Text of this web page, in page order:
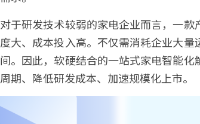
对于研发技术较弱的家电企业而言，一
度大、成本投入高。不仅需消耗企业大
间。因此，软硬结合的一站式家电智能
周期、降低研发成本、加速规模化上市。